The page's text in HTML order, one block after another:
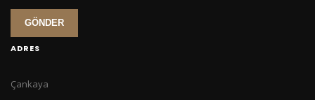
GÖNDER
ADRES
Çankaya